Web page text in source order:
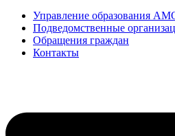
Управление образования
Подведомственные
Обращения граждан
Контакты